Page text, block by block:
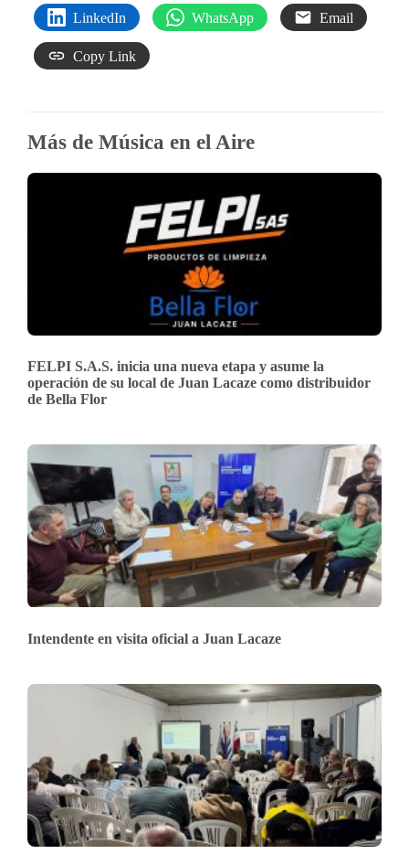
LinkedIn WhatsApp Email
Copy Link
Más de Música en el Aire
FELPI S.A.S. inicia una nueva etapa y asume la
operación de su local de Juan Lacaze como distribuidor
de Bella Flor
Intendente en visita oficial a Juan Lacaze